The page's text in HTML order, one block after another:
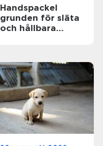
Handspackel
grunden för släta
och hållbara